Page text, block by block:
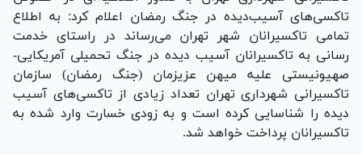
تاکسی‌های آسیب‌دیده در جنگ رمضان اعلام کرد: به اطلاع
تمامی تاکسیرانان شهر تهران می‌رساند در راستای خدمت
رسانی به تاکسیرانان آسیب دیده در جنگ تحمیلی آمریکایی-
صهیونیستی علیه میهن عزیزمان (جنگ رمضان) سازمان
تاکسیرانی شهرداری تهران تعداد زیادی از تاکسی‌های آسیب
دیده را شناسایی کرده است و به زودی خسارت وارد شده به
تاکسیرانان پرداخت خواهد شد.